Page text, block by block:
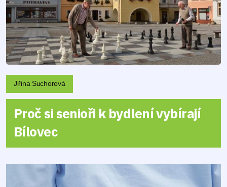
Jiřina Suchorová
Proč si senioři k bydlení vybírají
Bílovec